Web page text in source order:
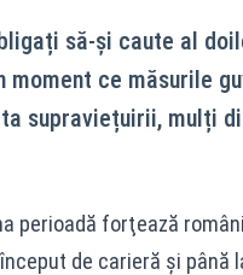
să-și caute al
moment ce măsurile
supraviețuirii, mulți
perioadă forţează
de carieră şi